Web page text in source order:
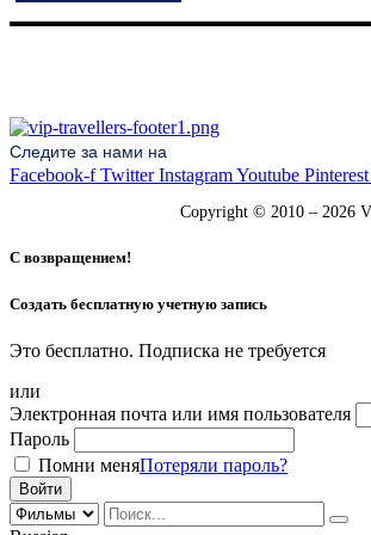
Следите за нами на
Facebook-f Twitter InstagramYoutube Pinterest
Copyright © 2010 – 2026
С возвращением!
Создать бесплатную учетную запись
Это бесплатно. Подписка не требуется
или
Электронная почта или имя пользователя
Пароль
Помни меняПотеряли пароль?